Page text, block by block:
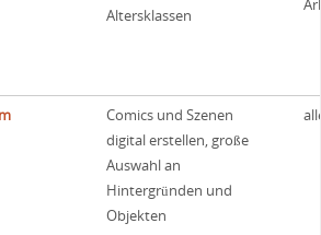
Altersklassen
Comics und Szenen
digital erstellen, große
Auswahl an
Hintergründen und
Objekten